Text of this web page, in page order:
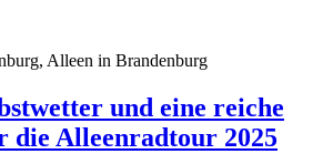
Alleen in Brandenburg
und eine reiche
die Alleenradtour 2025